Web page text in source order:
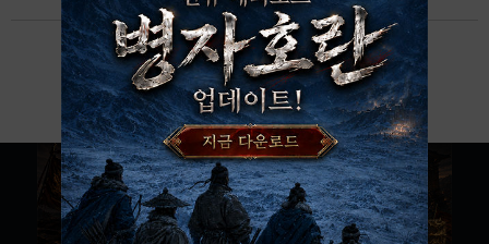
아이디 / 비밀번호 찾기 회원가입